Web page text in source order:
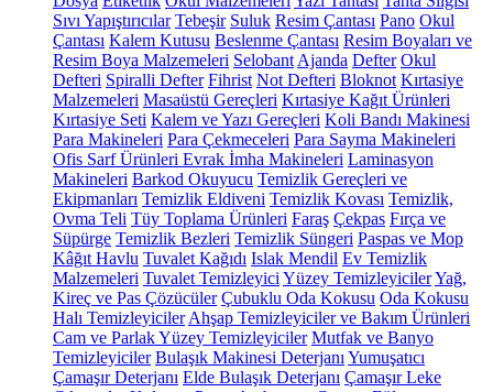
Sıvı Yapıştırıcılar Tebeşir Suluk Resim Çantası Pano Okul
Çantası Kalem Kutusu Beslenme Çantası Resim Boyaları ve
Resim Boya Malzemeleri Selobant Ajanda Defter Okul
Defteri Spiralli Defter Fihrist Not Defteri Bloknot Kırtasiye
Malzemeleri Masaüstü Gereçleri Kırtasiye Kağıt Ürünleri
Kırtasiye Seti Kalem ve Yazı Gereçleri Koli Bandı Makinesi
Para Makineleri Para Çekmeceleri Para Sayma Makineleri
Ofis Sarf Ürünleri Evrak İmha Makineleri Laminasyon
Makineleri Barkod Okuyucu Temizlik Gereçleri ve
Ekipmanları Temizlik Eldiveni Temizlik Kovası Temizlik,
Ovma Teli Tüy Toplama Ürünleri Faraş Çekpas Fırça ve
Süpürge Temizlik Bezleri Temizlik Süngeri Paspas ve Mop
Kâğıt Havlu Tuvalet Kağıdı Islak Mendil Ev Temizlik
Malzemeleri Tuvalet Temizleyici Yüzey TemizleyicilerYağ,
Kireç ve Pas Çözücüler Çubuklu Oda Kokusu Oda Kokusu
Halı Temizleyiciler Ahşap Temizleyiciler ve Bakım Ürünleri
Cam ve Parlak Yüzey Temizleyiciler Mutfak ve Banyo
Temizleyiciler Bulaşık Makinesi Deterjanı Yumuşatıcı
Çamaşır Deterjanı Elde Bulaşık Deterjanı Çamaşır Leke